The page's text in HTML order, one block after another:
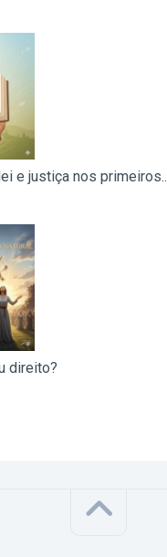
e justiça nos primeiros..
direito?